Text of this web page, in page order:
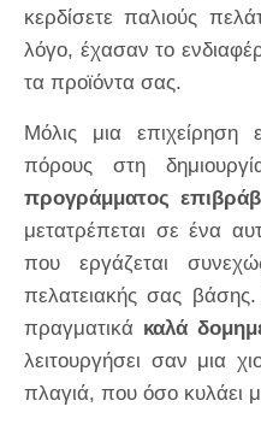
κερδίσετε παλιούς
λόγο, έχασαν το
τα προϊόντα σας.
Μόλις μια επιχείρηση
πόρους στη
προγράμματος
μετατρέπεται σε ένα
που εργάζεται
πελατειακής σας
πραγματικά καλά
λειτουργήσει σαν μια
πλαγιά, που όσο κυλάει